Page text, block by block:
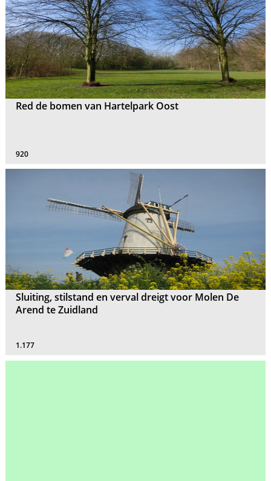
Red de bomen van Hartelpark Oost
920
Sluiting, stilstand en verval dreigt voor Molen De
Arend te Zuidland
1.177